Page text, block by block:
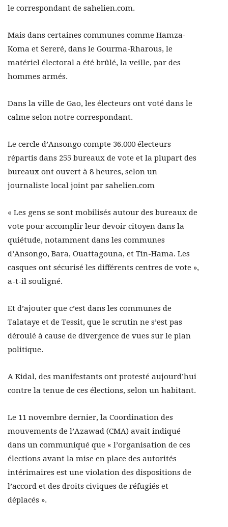
le correspondant de sahelien.com.
Mais dans certaines communes comme Hamza-
Koma et Sereré, dans le Gourma-Rharous, le
matériel électoral a été brûlé, la veille, par des
hommes armés.
Dans la ville de Gao, les électeurs ont voté dans le
calme selon notre correspondant.
Le cercle d’Ansongo compte 36.000 électeurs
répartis dans 255 bureaux de vote et la plupart des
bureaux ont ouvert à 8 heures, selon un
journaliste local joint par sahelien.com
« Les gens se sont mobilisés autour des bureaux de
vote pour accomplir leur devoir citoyen dans la
quiétude, notamment dans les communes
d’Ansongo, Bara, Ouattagouna, et Tin-Hama. Les
casques ont sécurisé les différents centres de vote »,
a-t-il souligné.
Et d’ajouter que c’est dans les communes de
Talataye et de Tessit, que le scrutin ne s’est pas
déroulé à cause de divergence de vues sur le plan
politique.
A Kidal, des manifestants ont protesté aujourd’hui
contre la tenue de ces élections, selon un habitant.
Le 11 novembre dernier, la Coordination des
mouvements de l’Azawad (CMA) avait indiqué
dans un communiqué que « l’organisation de ces
élections avant la mise en place des autorités
intérimaires est une violation des dispositions de
l’accord et des droits civiques de réfugiés et
déplacés ».